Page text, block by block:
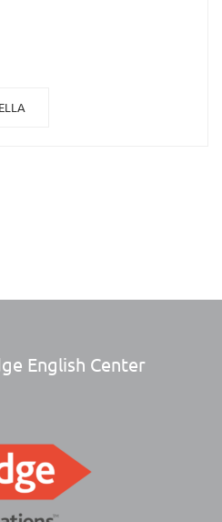
English Center